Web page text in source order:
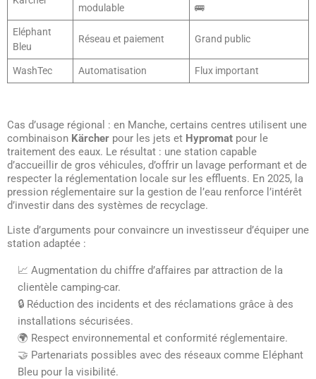
modulable 🚌
Eléphant
Bleu
Réseau et paiement Grand public
WashTec Automatisation Flux important
Cas d’usage régional : en Manche, certains centres utilisent une
combinaison Kärcher pour les jets et Hypromat pour le
traitement des eaux. Le résultat : une station capable
d’accueillir de gros véhicules, d’offrir un lavage performant et de
respecter la réglementation locale sur les effluents. En 2025, la
pression réglementaire sur la gestion de l’eau renforce l’intérêt
d’investir dans des systèmes de recyclage.
Liste d’arguments pour convaincre un investisseur d’équiper une
station adaptée :
📈 Augmentation du chiffre d’affaires par attraction de la
clientèle camping-car.
🔒 Réduction des incidents et des réclamations grâce à des
installations sécurisées.
🌍 Respect environnemental et conformité réglementaire.
🤝 Partenariats possibles avec des réseaux comme Eléphant
Bleu pour la visibilité.